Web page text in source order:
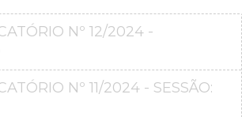
Nº 12/2024 -
Nº 11/2024 - SESSÃO: